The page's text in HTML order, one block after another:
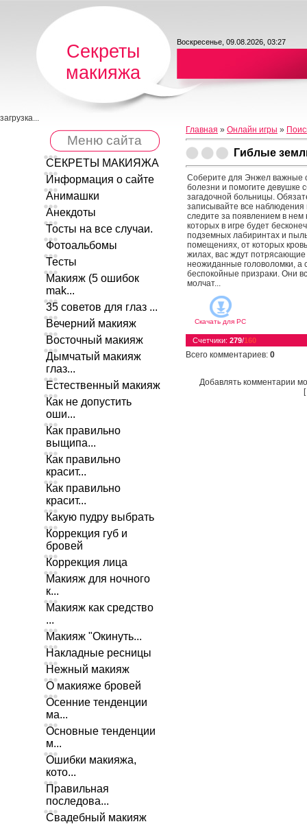
Секреты
макияжа
Воскресенье, 09.08.2026, 03:27
загрузка...
Меню сайта
СЕКРЕТЫ МАКИЯЖА
Информация о сайте
Анимашки
Анекдоты
Тосты на все случаи.
Фотоальбомы
Тесты
Макияж (5 ошибок
mak...
35 советов для глаз ...
Вечерний макияж
Восточный макияж
Дымчатый макияж
глаз...
Естественный макияж
Как не допустить
оши...
Как правильно
выщипа...
Как правильно
красит...
Как правильно
красит...
Какую пудру выбрать
Коррекция губ и
бровей
Коррекция лица
Макияж для ночного
к...
Макияж как средство
...
Макияж "Окинуть...
Накладные ресницы
Нежный макияж
О макияже бровей
Осенние тенденции
ма...
Основные тенденции
м...
Ошибки макияжа,
кото...
Правильная
последова...
Свадебный макияж
Главная » Онлайн игры »
Гиблые
Соберите для Энжел важные
болезни и помогите девушке
загадочной больницы.
записывайте все наблюдения
следите за появлением в нем
которых в игре будет
подземных лабиринтах и
помещениях, от которых
жилах, вас ждут
неожиданные головоломки, а
беспокойные призраки. Они
молчат...
Скачать для PC
Счетчики: 279/160
Всего комментариев: 0
Добавлять комментарии
[